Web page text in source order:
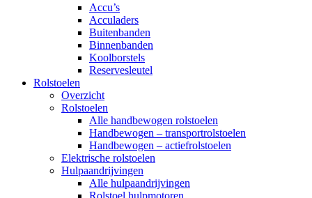
Accu’s
Acculaders
Buitenbanden
Binnenbanden
Koolborstels
Reservesleutel
Rolstoelen
Overzicht
Rolstoelen
Alle handbewogen rolstoelen
Handbewogen – transportrolstoelen
Handbewogen – actiefrolstoelen
Elektrische rolstoelen
Hulpaandrijvingen
Alle hulpaandrijvingen
Rolstoel hulpmotoren